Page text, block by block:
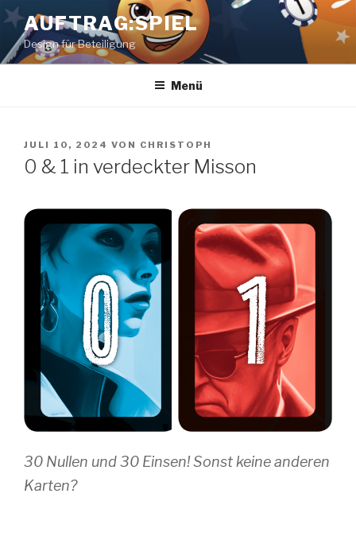
Zum
Inhalt
springen
AUFTRAG:SPIEL
Design für Beteiligung
Menü
VERÖFFENTLICHT
AM
JULI 10, 2024 VON CHRISTOPH
0 & 1 in verdeckter Misson
30 Nullen und 30 Einsen! Sonst keine anderen
Karten?